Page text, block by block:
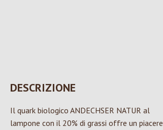
DESCRIZIONE
Il quark biologico ANDECHSER NATUR al
lampone con il 20% di grassi offre un piacere